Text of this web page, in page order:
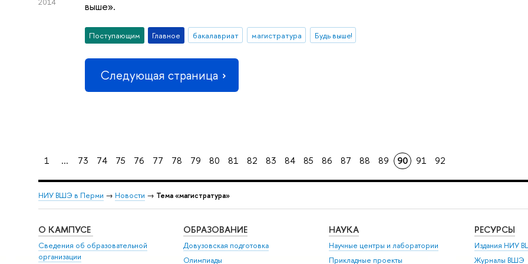
2014 выше».
Поступающим Главное бакалавриат магистратура Будь выше!
Следующая страница
1 ... 73 74 75 76 77 78 79 80 81 82 83 84 85 86 87 88 89 90 91 92
НИУ ВШЭ в Перми → Новости → Тема «магистратура»
О КАМПУСЕ
Сведения об образовательной
организации
ОБРАЗОВАНИЕ
Довузовская подготовка
Олимпиады
НАУКА
Научные центры и лаборатории
Прикладные проекты
РЕСУРСЫ
Издания НИУ
Журналы ВШЭ